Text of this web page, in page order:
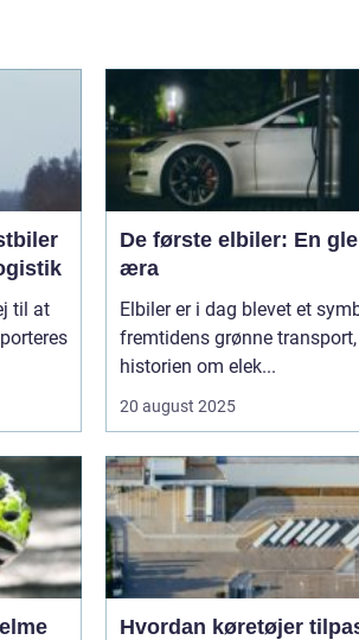
til at
De første elbiler: En
æra
Elbiler er i dag blevet et
fremtidens grønne
historien om elek...
20 august 2025
Hvordan køretøjer